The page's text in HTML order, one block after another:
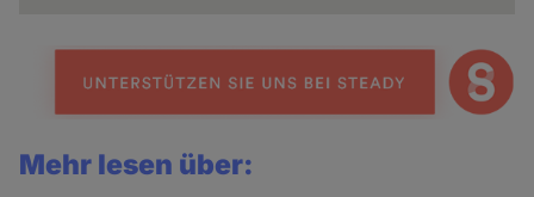
Mehr lesen über: